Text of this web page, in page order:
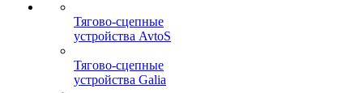
Тягово-сцепные
устройства AvtoS
Тягово-сцепные
устройства Galia